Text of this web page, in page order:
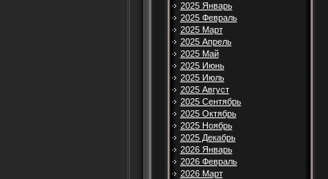
2025 Январь
2025 Февраль
2025 Март
2025 Апрель
2025 Май
2025 Июнь
2025 Июль
2025 Август
2025 Сентябрь
2025 Октябрь
2025 Ноябрь
2025 Декабрь
2026 Январь
2026 Февраль
2026 Март